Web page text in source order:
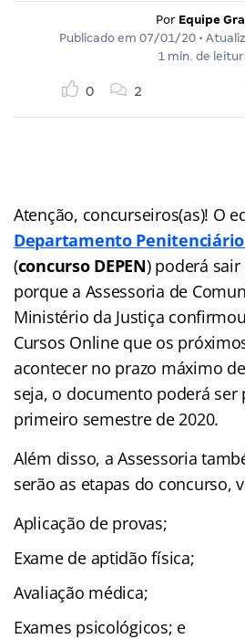
Por Equipe
Publicado em 07/01/20 •
1 min. de
0 2
Atenção, concurseiros(as)! O
Departamento
(concurso DEPEN) poderá
porque a Assessoria de
Ministério da Justiça
Cursos Online que os
acontecer no prazo máximo
seja, o documento poderá
primeiro semestre de 2020.
Além disso, a Assessoria
serão as etapas do concurso,
Aplicação de provas;
Exame de aptidão física;
Avaliação médica;
Exames psicológicos; e